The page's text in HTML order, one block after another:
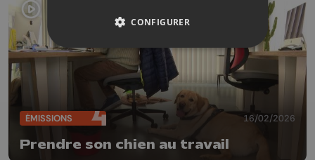
ÉMISSIONS 16/02/2026
Prendre son chien au travail
CONFIGURER